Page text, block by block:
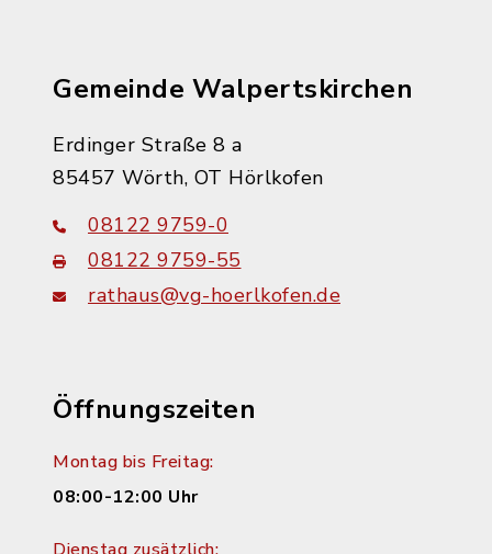
Gemeinde Walpertskirchen
Erdinger Straße 8 a
85457 Wörth, OT Hörlkofen
08122 9759-0
08122 9759-55
rathaus@vg-hoerlkofen.de
Öffnungszeiten
Montag bis Freitag:
08:00-12:00 Uhr